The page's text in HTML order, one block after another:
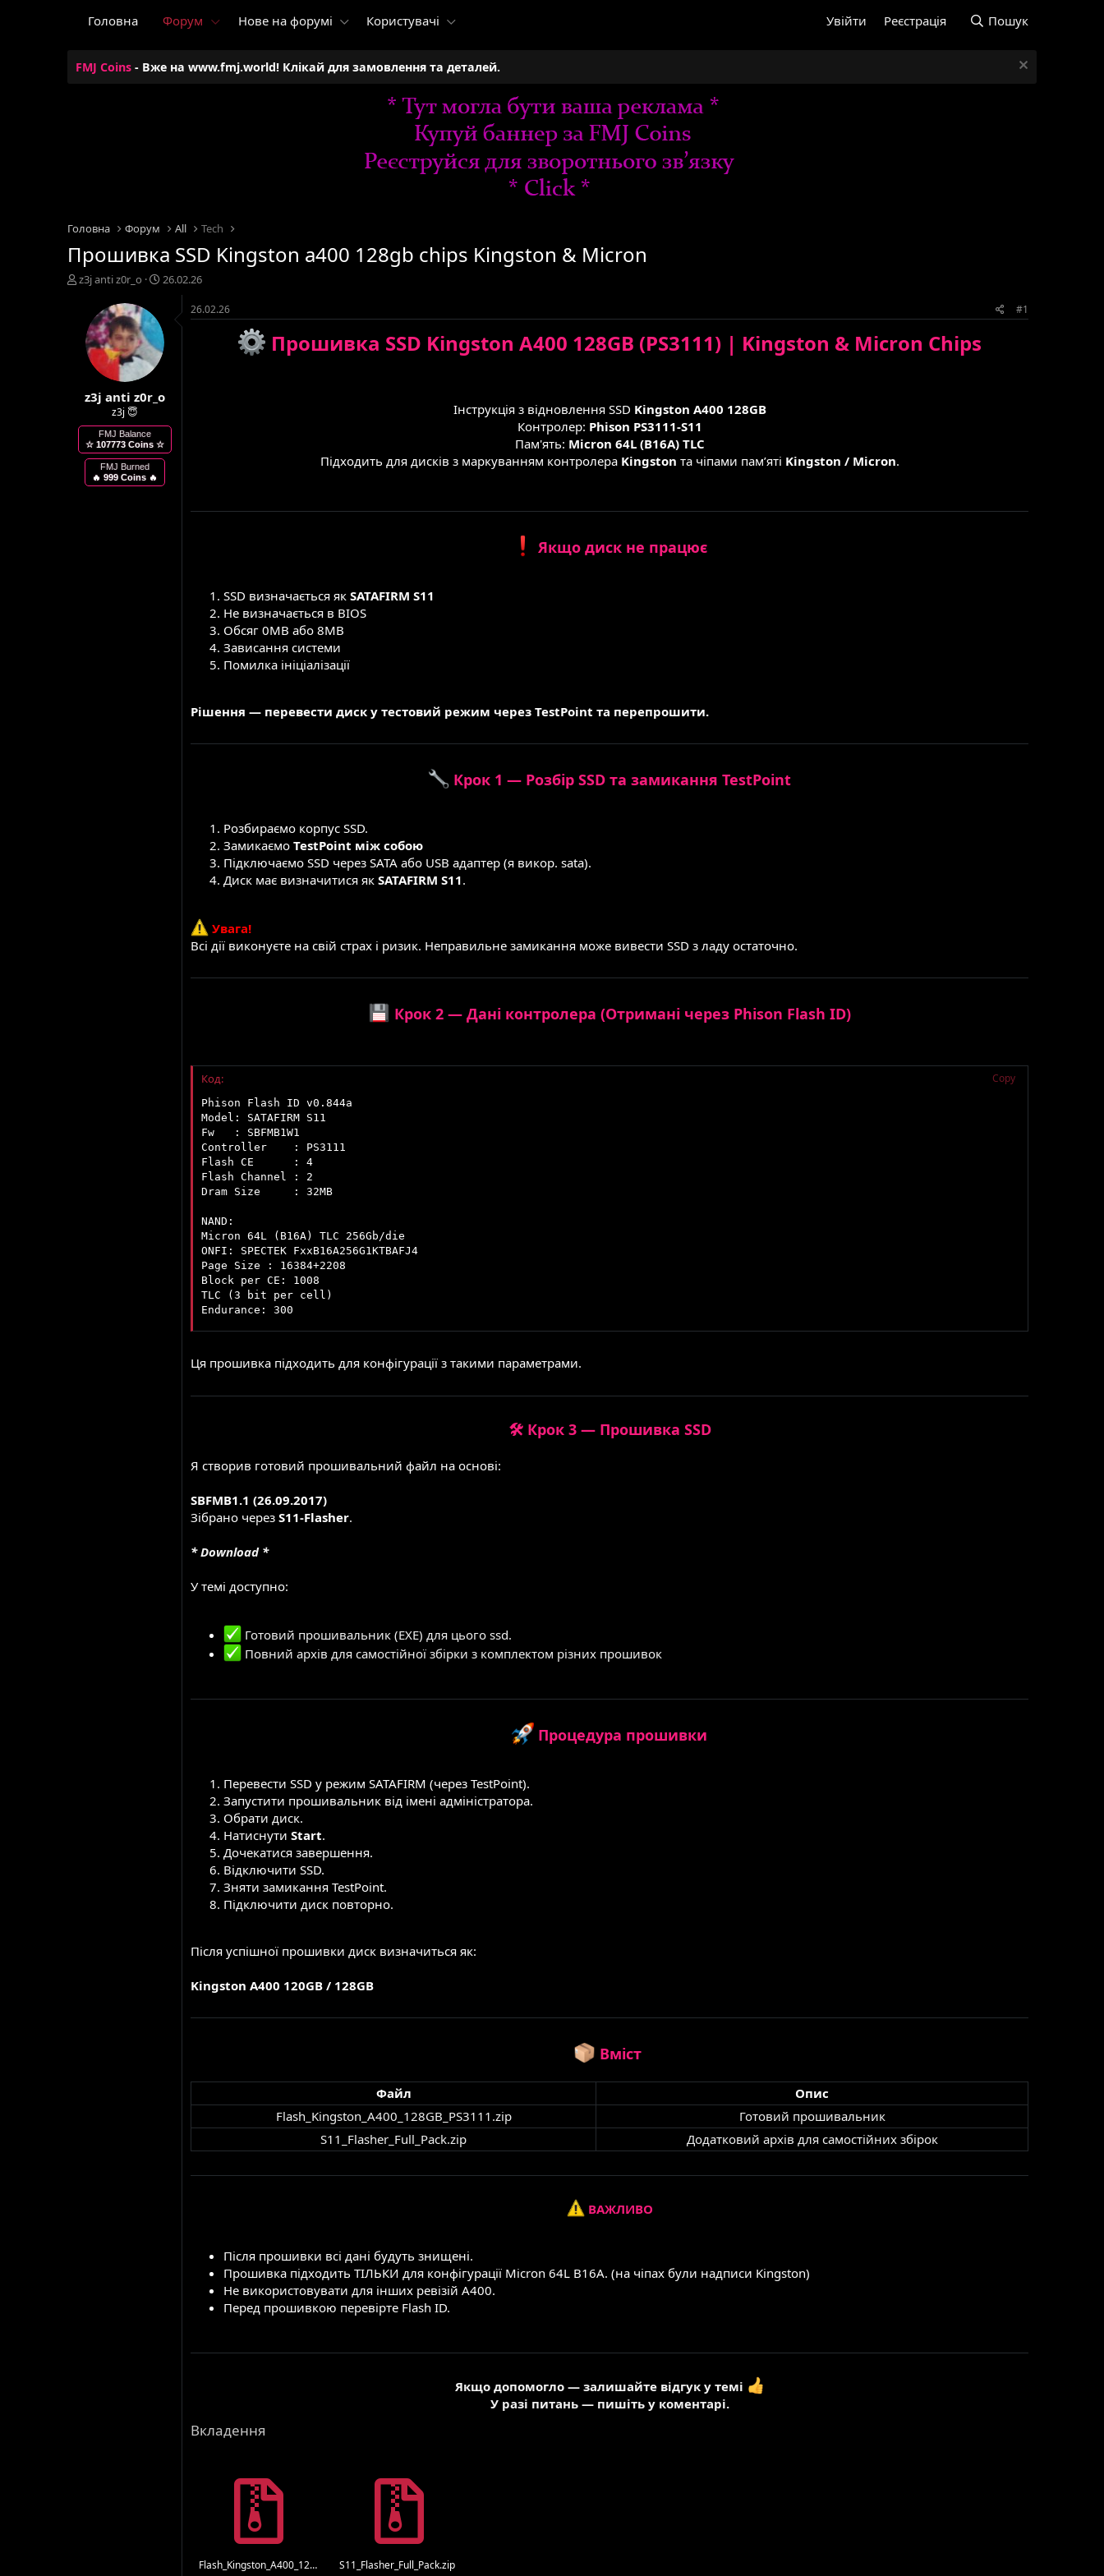
Головна Форум Нове на форумі Користувачі Увійти Реєстрація Пошук
FMJ Coins - Вже на www.fmj.world! Клікай для замовлення та деталей.
Головна Форум All Tech
Прошивка SSD Kingston a400 128gb chips Kingston & Micron
А
z3j anti z0r_o
Д
с
т
р
н
н
я
26.02.26
z3j anti z0r_o
z3j 😇
FMJ Balance
☆ 107773 Coins ☆
FMJ Burned
🔥 999 Coins 🔥
26.02.26 #1
Прошивка SSD Kingston A400 128GB (PS3111) | Kingston & Micron Chips
Інструкція з відновлення SSD Kingston A400 128GB
Контролер: Phison PS3111-S11
Пам'ять: Micron 64L (B16A) TLC
Підходить для дисків з маркуванням контролера Kingston та чіпами пам’яті Kingston / Micron.
Якщо диск не працює
SSD визначається як SATAFIRM S11
Не визначається в BIOS
Обсяг 0MB або 8MB
Зависання системи
Помилка ініціалізації
Рішення — перевести диск у тестовий режим через TestPoint та перепрошити.
Крок 1 — Розбір SSD та замикання TestPoint
Розбираємо корпус SSD.
Замикаємо TestPoint між собою
Підключаємо SSD через SATA або USB адаптер (я викор. sata).
Диск має визначитися як SATAFIRM S11.
Увага!
Всі дії виконуєте на свій страх і ризик. Неправильне замикання може вивести SSD з ладу остаточно.
Крок 2 — Дані контролера (Отримані через Phison Flash ID)
Код: Copy
Phison Flash ID v0.844a
Model: SATAFIRM S11
Fw   : SBFMB1W1
Controller    : PS3111
Flash CE      : 4
Flash Channel : 2
Dram Size     : 32MB
NAND:
Micron 64L (B16A) TLC 256Gb/die
ONFI: SPECTEK FxxB16A256G1KTBAFJ4
Page Size : 16384+2208
Block per CE: 1008
TLC (3 bit per cell)
Endurance: 300
Ця прошивка підходить для конфігурації з такими параметрами.
🛠 Крок 3 — Прошивка SSD
Я створив готовий прошивальний файл на основі:
SBFMB1.1 (26.09.2017)
Зібрано через S11-Flasher.
* Download *
У темі доступно:
Готовий прошивальник (EXE) для цього ssd.
Повний архів для самостійної збірки з комплектом різних прошивок
Процедура прошивки
Перевести SSD у режим SATAFIRM (через TestPoint).
Запустити прошивальник від імені адміністратора.
Обрати диск.
Натиснути Start.
Дочекатися завершення.
Відключити SSD.
Зняти замикання TestPoint.
Підключити диск повторно.
Після успішної прошивки диск визначиться як:
Kingston A400 120GB / 128GB
Вміст
Файл
Опис
Flash_Kingston_A400_128GB_PS3111.zip
Готовий прошивальник
S11_Flasher_Full_Pack.zip
Додатковий архів для самостійних збірок
ВАЖЛИВО
Після прошивки всі дані будуть знищені.
Прошивка підходить ТІЛЬКИ для конфігурації Micron 64L B16A. (на чіпах були надписи Kingston)
Не використовувати для інших ревізій A400.
Перед прошивкою перевірте Flash ID.
Якщо допомогло — залишайте відгук у темі
У разі питань — пишіть у коментарі.
Вкладення
Flash_Kingston_A400_128GB_PS3111.zip
S11_Flasher_Full_Pack.zip